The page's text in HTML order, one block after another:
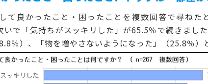
て良かったこと・困ったことを複数回答で尋ねた
で「気持ちがスッキリした」が65.5％で続きまし
％）、「物を増やさないようになった」（25.8％）